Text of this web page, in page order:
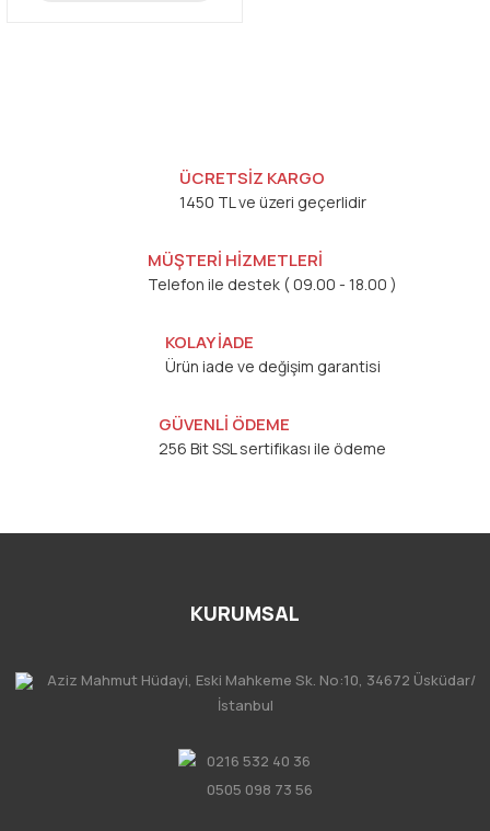
ÜCRETSİZ KARGO
1450 TL ve üzeri geçerlidir
MÜŞTERİ HİZMETLERİ
Telefon ile destek ( 09.00 - 18.00 )
KOLAY İADE
Ürün iade ve değişim garantisi
GÜVENLİ ÖDEME
256 Bit SSL sertifikası ile ödeme
KURUMSAL
Aziz Mahmut Hüdayi, Eski Mahkeme Sk. No:10, 34672 Üsküdar/
İstanbul
0216 532 40 36
0505 098 73 56